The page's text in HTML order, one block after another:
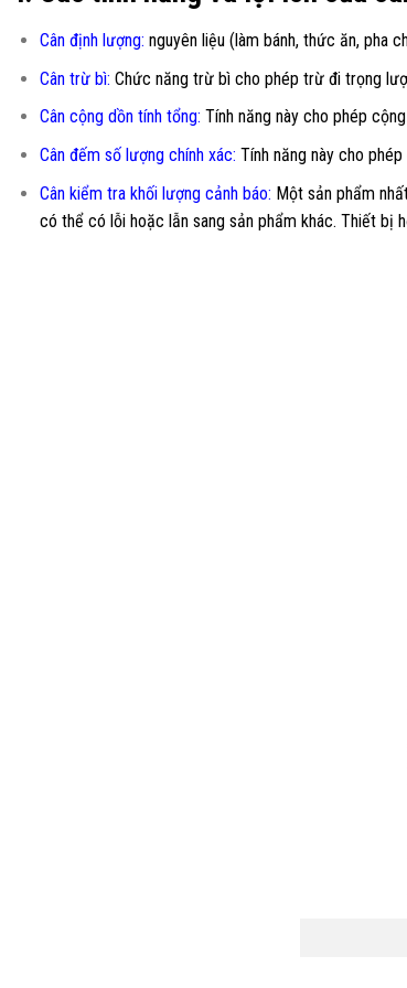
Cân định lượng: nguyên liệu (làm bánh, thức ăn, pha
Cân trừ bì: Chức năng trừ bì cho phép trừ đi trọng
Cân cộng dồn tính tổng: Tính năng này cho phép
Cân đếm số lượng chính xác: Tính năng này cho
Cân kiểm tra khối lượng cảnh báo: Một sản phẩm
có thể có lỗi hoặc lẫn sang sản phẩm khác. Thiết bị